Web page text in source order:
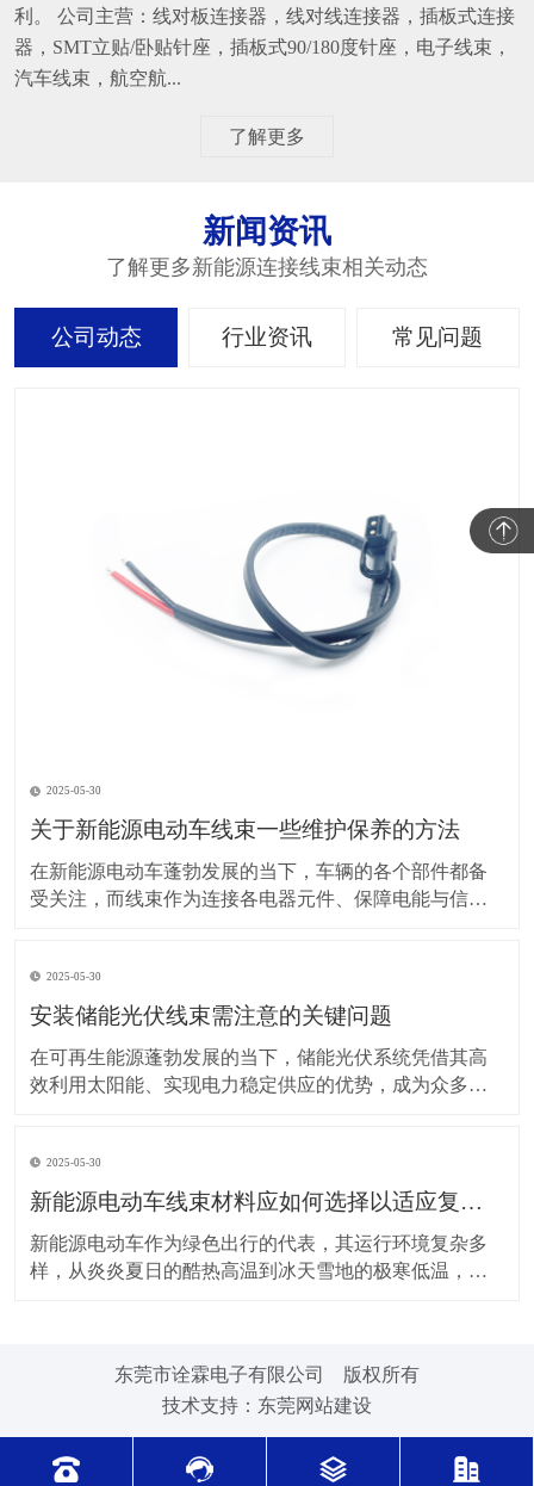
利。 公司主营：线对板连接器，线对线连接器，插板式连接
器，SMT立贴/卧贴针座，插板式90/180度针座，电子线束，
汽车线束，航空航...
了解更多
新闻资讯
了解更多新能源连接线束相关动态
公司动态 行业资讯 常见问题
2025-05-30
关于新能源电动车线束一些维护保养的方法
在新能源电动车蓬勃发展的当下，车辆的各个部件都备
受关注，而线束作为连接各电器元件、保障电能与信号
让车辆运行更稳定、安全，还能延长其使用寿命。 日常
驾驶习惯对线束的影响不容小觑。平稳驾驶是维护线束
2025-05-30
安装储能光伏线束需注意的关键问题
在可再生能源蓬勃发展的当下，储能光伏系统凭借其高
效利用太阳能、实现电力稳定供应的优势，成为众多领
安全。因此，在安装储能光伏线束时，有许多问题需要
格外留意。 安装前的准备工作至关重要。在开始安装前
2025-05-30
新能源电动车线束材料应如何选择以适应复杂的环境温度范围？
新能源电动车作为绿色出行的代表，其运行环境复杂多
样，从炎炎夏日的酷热高温到冰天雪地的极寒低温，车
环境下，新能源电动车的电池、电机等部件工作时会散
东莞市诠霖电子有限公司 版权所有
技术支持： 东莞网站建设